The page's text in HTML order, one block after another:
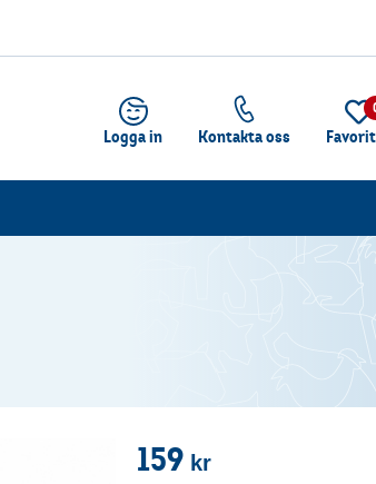
Logga in Kontakta oss
159kr